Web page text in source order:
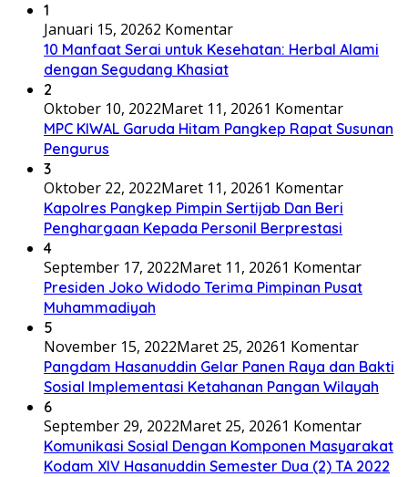
1
Januari 15, 20262 Komentar
10 Manfaat Serai untuk Kesehatan: Herbal Alami
dengan Segudang Khasiat
2
Oktober 10, 2022Maret 11, 20261 Komentar
MPC KIWAL Garuda Hitam Pangkep Rapat Susunan
Pengurus
3
Oktober 22, 2022Maret 11, 20261 Komentar
Kapolres Pangkep Pimpin Sertijab Dan Beri
Penghargaan Kepada Personil Berprestasi
4
September 17, 2022Maret 11, 20261 Komentar
Presiden Joko Widodo Terima Pimpinan Pusat
Muhammadiyah
5
November 15, 2022Maret 25, 20261 Komentar
Pangdam Hasanuddin Gelar Panen Raya dan Bakti
Sosial Implementasi Ketahanan Pangan Wilayah
6
September 29, 2022Maret 25, 20261 Komentar
Komunikasi Sosial Dengan Komponen Masyarakat
Kodam XIV Hasanuddin Semester Dua (2) TA 2022